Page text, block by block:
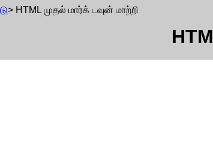
> HTML முதல் மார்க் டவுன் மாற்றி